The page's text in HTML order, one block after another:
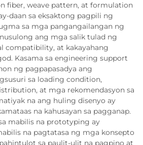
fiber, weave pattern, at formulation
daan sa eksaktong pagpili ng
sa mga pangangailangan ng
ang mga salik tulad ng
compatibility, at kakayahang
Kasama sa engineering support
ng pagpapasadya ang
sa loading condition,
at mga rekomendasyon sa
na ang huling disenyo ay
na kahusayan sa pagganap.
mabilis na prototyping ay
na pagtatasa ng mga konsepto
sa paulit-ulit na pagpino at